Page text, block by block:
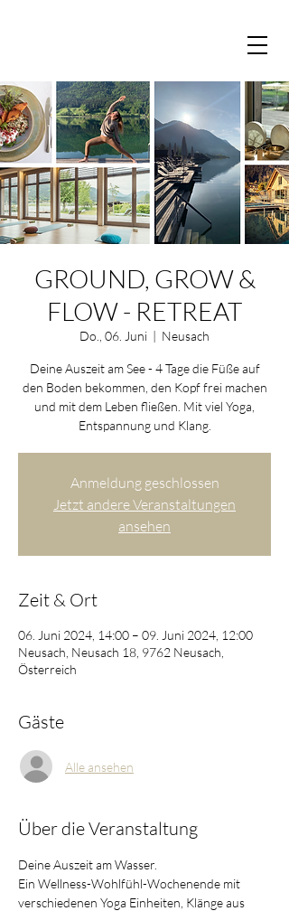
GROUND, GROW &
FLOW - RETREAT
Do., 06. Juni
  |
Neusach
Deine Auszeit am See - 4 Tage die Füße auf
den Boden bekommen, den Kopf frei machen
und mit dem Leben fließen. Mit viel Yoga,
Entspannung und Klang.
Anmeldung geschlossen
Jetzt andere Veranstaltungen
ansehen
Zeit & Ort
06. Juni 2024, 14:00 – 09. Juni 2024, 12:00
Neusach, Neusach 18, 9762 Neusach,
Österreich
Gäste
Alle ansehen
Über die Veranstaltung
Deine Auszeit am Wasser.
Ein Wellness-Wohlfühl-Wochenende mit
verschiedenen Yoga Einheiten, Klänge aus